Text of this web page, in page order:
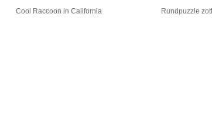
Cool Raccoon in California Rundpuzzle